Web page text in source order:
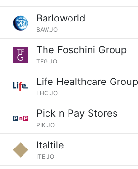
Barloworld
BAW.JO
The Foschini Group
TFG.JO
Life Healthcare Group
LHC.JO
Pick n Pay Stores
PIK.JO
Italtile
ITE.JO